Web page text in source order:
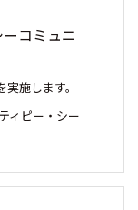
コミュニ
施します。
ィピー・シー